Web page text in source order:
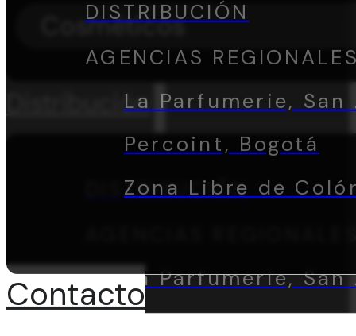
Cosméticos
Distribución
DISTRIBUCIÓN
La Parfumerie,
Percoint, Bogotá
DISTRIBUCIÓN
AGENCIAS
La Parfumerie,
Percoint, Bogotá
Zona Libre de
Contacto